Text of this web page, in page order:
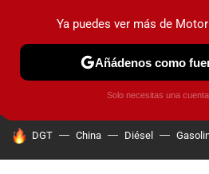
PRUEBAS COCHES ELÉCTRICOS
HOY SE HABLA DE
DGT China Diésel
Ya puedes ver más de
Añádenos como
Solo necesitas una